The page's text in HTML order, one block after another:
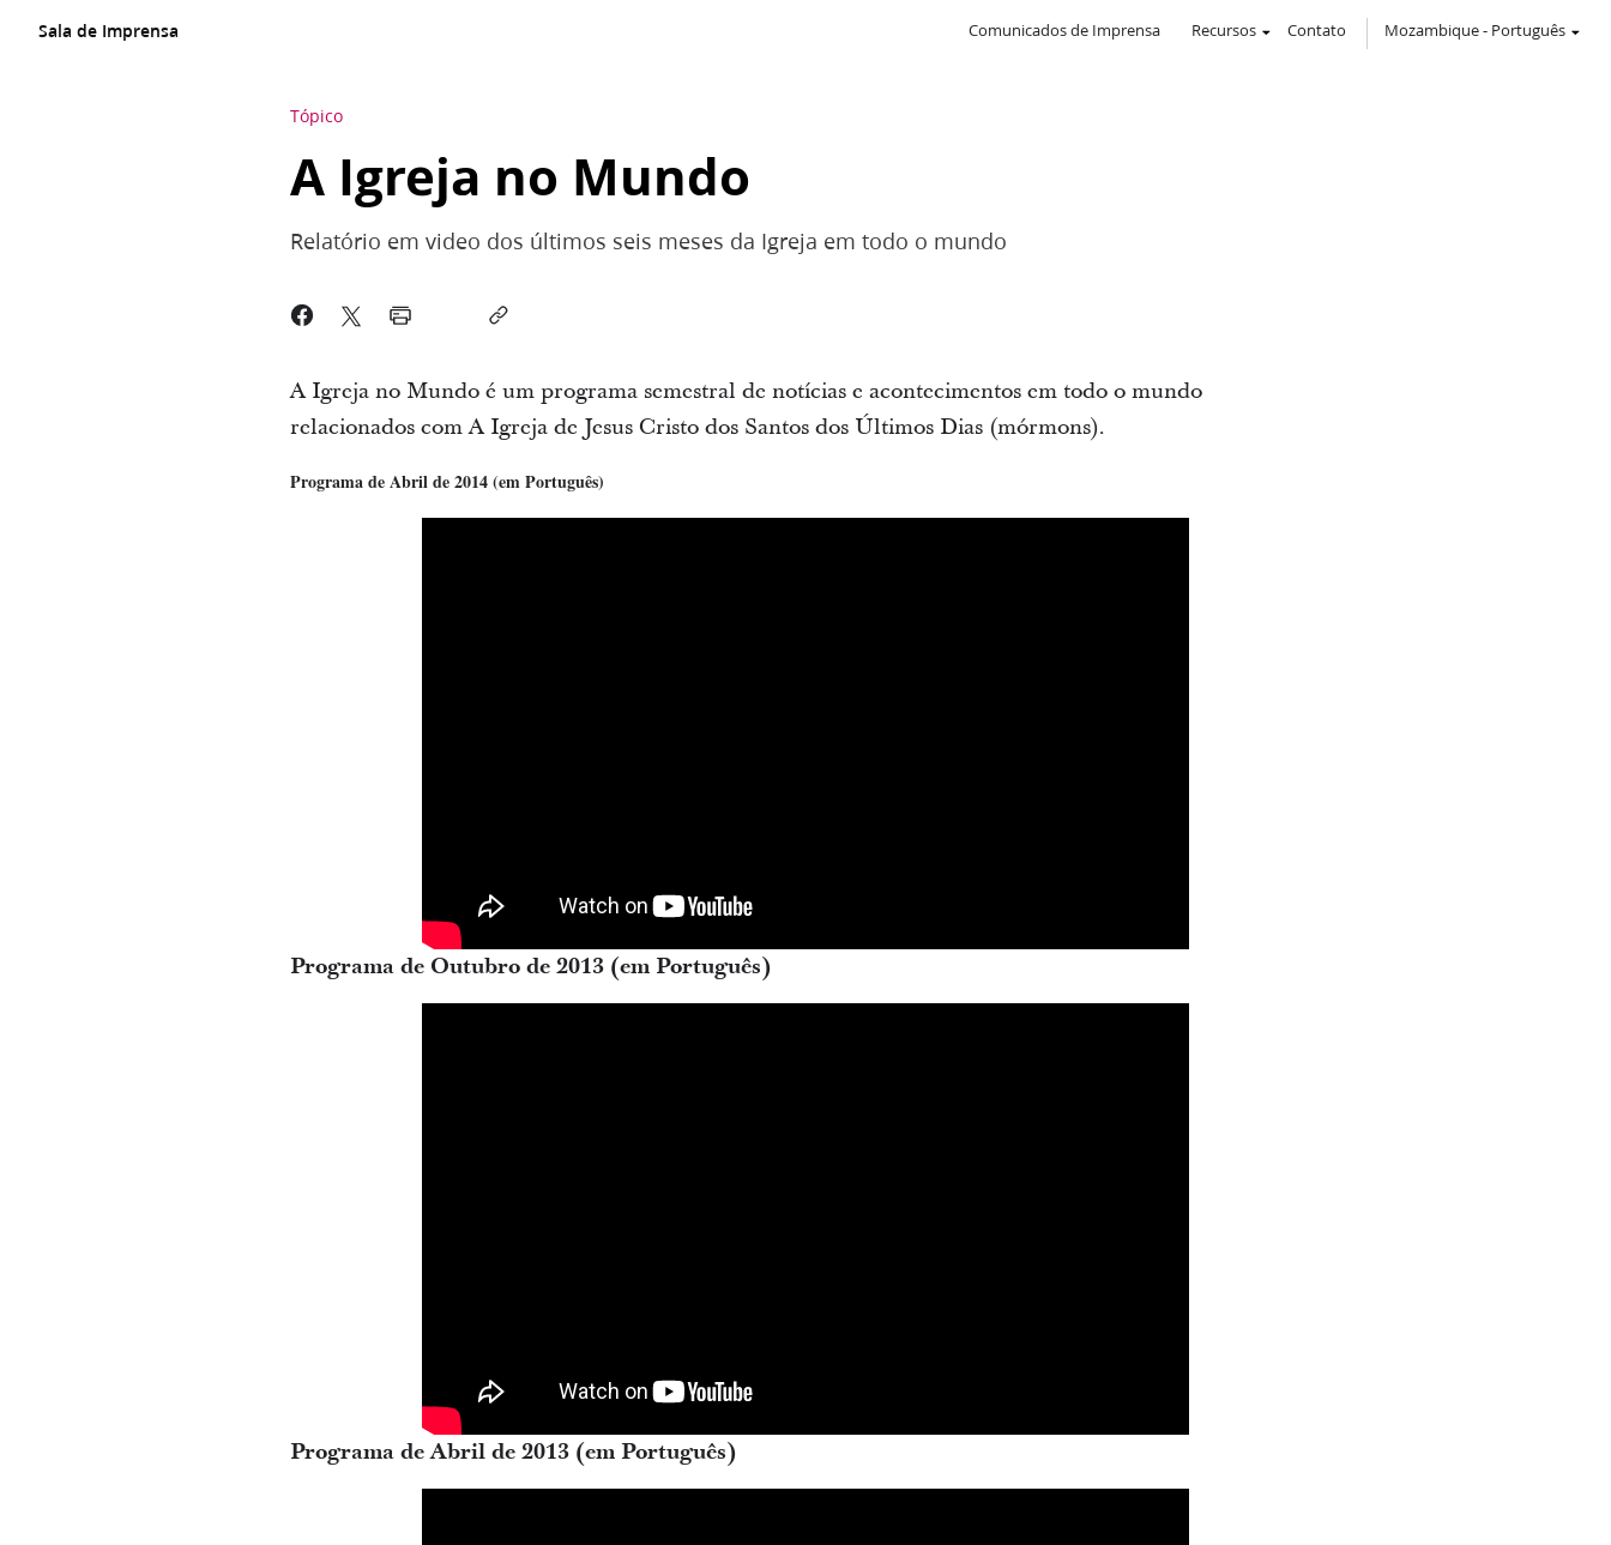
Sala de Imprensa Comunicados de Imprensa Recursos Contato Mozambique- Português
Tópico
A Igreja no Mundo
Relatório em video dos últimos seis meses da Igreja em todo o mundo
A Igreja no Mundo é um programa semestral de notícias e acontecimentos em todo o mundo
relacionados com A Igreja de Jesus Cristo dos Santos dos Últimos Dias (mórmons).
Programa de Abril de 2014 (em Português)
Programa de Outubro de 2013 (em Português)
Programa de Abril de 2013 (em Português)